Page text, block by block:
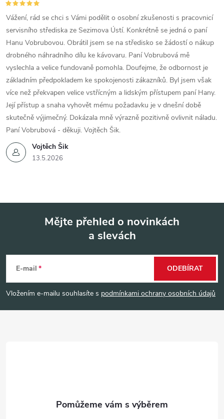
Vojtěch Šik
13.5.2026
Vážení, rád se chci s Vámi podělit o osobní zkušenosti s pracovnicí
servisního střediska ze Sezimova Ústí. Konkrétně se jedná o paní
Hanu Vobrubovou. Obrátil jsem se na středisko se žádostí o nákup
drobného náhradního dílu ke kávovaru. Paní Vobrubová mě
vyslechla a velice fundovaně pomohla. Doufejme, že odbornost je
základním předpokladem ke spokojenosti zákazníků. Byl jsem však
více než překvapen velice vstřícným a lidským přístupem paní Hany.
Její přístup a snaha vyhovět mému požadavku je v dnešní době
skutečně výjimečný. Dokázala mně výrazně pozitivně ovlivnit náladu.
Paní Vobrubová - děkuji. Vojtěch Šik.
p
a
Mějte přehled o novinkách
a slevách
E-mail
Vložením e-mailu souhlasíte s podmínkami ochrany osobních údajů
ODEBÍRAT